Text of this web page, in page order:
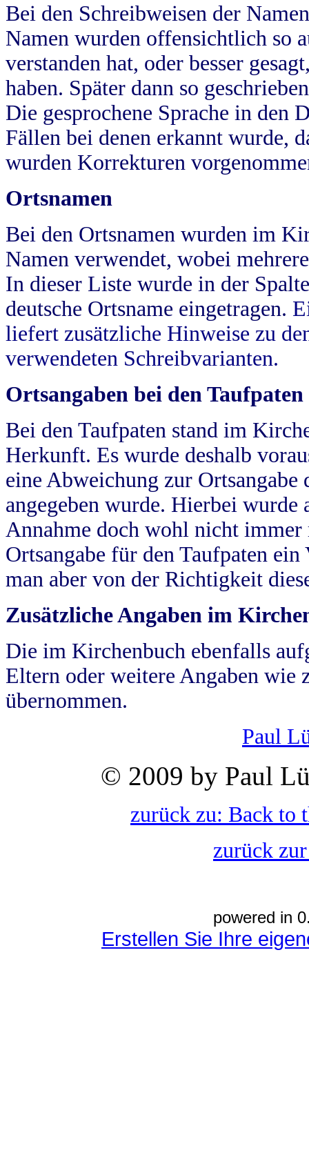
Bei den Schreibweisen der
Namen wurden offensichtlich so
verstanden hat, oder besser
haben. Später dann so
Die gesprochene Sprache in
Fällen bei denen erkannt wurde,
wurden Korrekturen
Ortsnamen
Bei den Ortsnamen wurden im
Namen verwendet, wobei
In dieser Liste wurde in der
deutsche Ortsname eingetragen.
liefert zusätzliche Hinweise zu
verwendeten Schreibvarianten.
Ortsangaben bei den Taufpaten
Bei den Taufpaten stand im
Herkunft. Es wurde deshalb
eine Abweichung zur
angegeben wurde. Hierbei wurde
Annahme doch wohl nicht
Ortsangabe für den Taufpaten
man aber von der Richtigkeit
Zusätzliche Angaben im
Die im Kirchenbuch ebenfalls
Eltern oder weitere Angaben wie
übernommen.
Paul
© 2009 by Paul
zurück zu: Back to
zurück
powered in
Erstellen Sie Ihre